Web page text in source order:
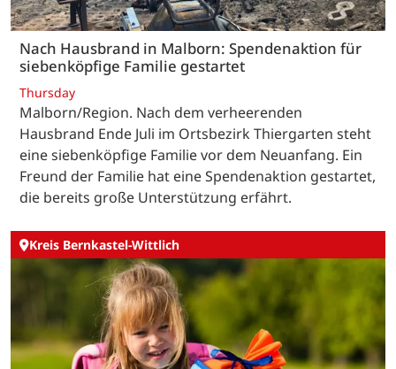
Nach Hausbrand in Malborn: Spendenaktion für
siebenköpfige Familie gestartet
Thursday
Malborn/Region. Nach dem verheerenden
Hausbrand Ende Juli im Ortsbezirk Thiergarten steht
eine siebenköpfige Familie vor dem Neuanfang. Ein
Freund der Familie hat eine Spendenaktion gestartet,
die bereits große Unterstützung erfährt.
Kreis Bernkastel-Wittlich